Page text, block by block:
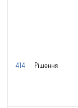
414 Рішення